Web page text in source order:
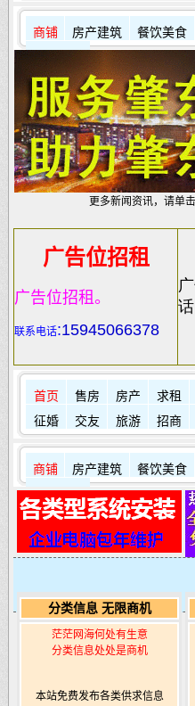
商铺 房产建筑 餐饮美食
更多新闻资讯，请单
广告位招租
广告位招租。
联系电话:15945066378
首页 售房 房产 求租
征婚
交友 旅游 招商
商铺 房产建筑 餐饮美食
其它店铺
分类信息 无限商机
茫茫网海何处有生意
分类信息处处是商机
本站免费发布各类供求信息